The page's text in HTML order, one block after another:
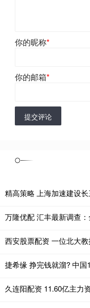
你的昵称*
你的邮箱*
提交评论
精高策略 上海加速建设
久连阳配资 11.60亿主力